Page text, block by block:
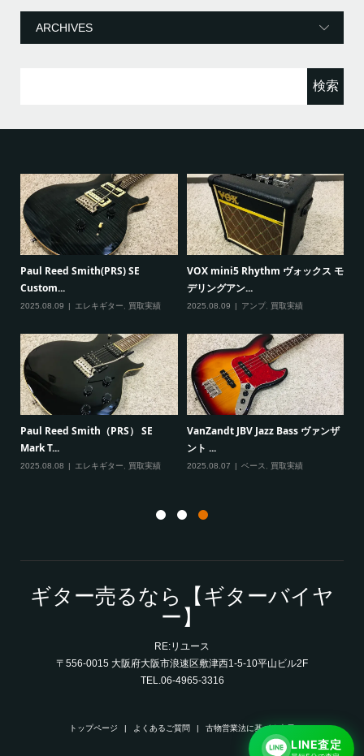
リ
SE
買取実績
VOX mini5 Rhythm ヴォックス モ
2025.08.09 アンプ,買取実績
） SE
買取実績
VanZandt JBV Jazz Bass ヴァンザ
2025.08.07 ベース,買取実績
Gibsonのヘッド折れギター
できる？1996年製Le...
2026.06.06 買取について
Fender Japan Stratocaster
ギター売るなら【ギターバイヤ
ー】
RE:リユース
〒556-0015 大阪府大阪市浪速区敷津西1-5-10平山ビル2F
TEL.06-4965-3316
トップページ よくあるご質問 古物営業法に基づく表示
LINE査定